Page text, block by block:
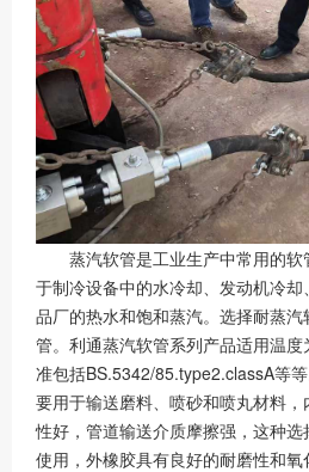
蒸汽软管是工业生产中常用的软
于制冷设备中的水冷却、发动机冷
品厂的热水和饱和蒸汽。选择耐蒸
管。利通蒸汽软管系列产品适用温
准包括BS.5342/85.type2.classA等
要用于输送磨料、喷砂和喷丸材料
性好，管道输送介质摩擦强，这种
使用，外橡胶具有良好的耐磨性和